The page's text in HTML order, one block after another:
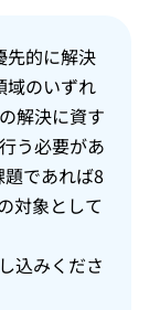
先的に解決
域のいずれ
解決に資す
う必要があ
であれば8
対象として
込みくださ